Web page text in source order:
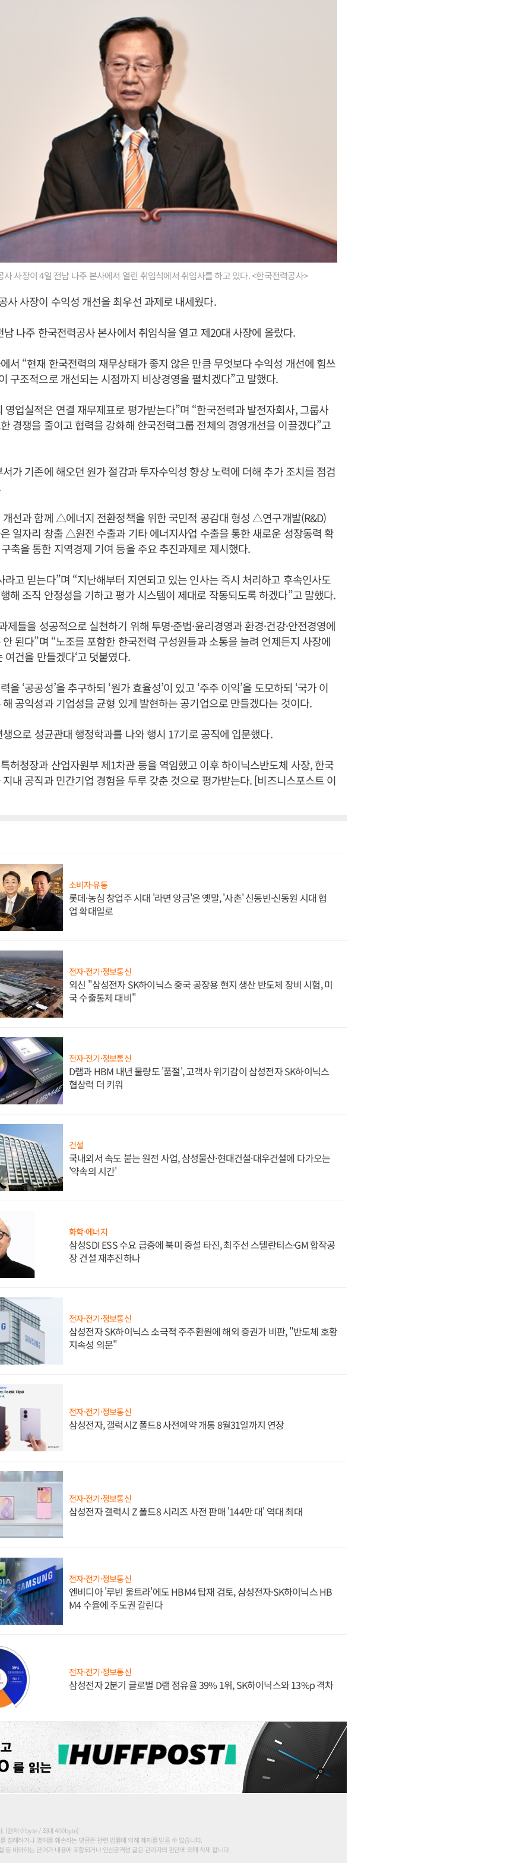
사장이 4일 전남 나주 본사에서 열린 취임식에서 취임사를 하고 있다. <한국전력공사>
사 사장이 수익성 개선을 최우선 과제로 내세웠다.
나주 한국전력공사 본사에서 취임식을 열고 제20대 사장에 올랐다.
서 “현재 한국전력의 재무상태가 좋지 않은 만큼 무엇보다 수익성 개선에 힘쓰
구조적으로 개선되는 시점까지 비상경영을 펼치겠다”고 말했다.
영업실적은 연결 재무제표로 평가받는다”며 “한국전력과 발전자회사, 그룹사
경쟁을 줄이고 협력을 강화해 한국전력그룹 전체의 경영개선을 이끌겠다”고
가 기존에 해오던 원가 절감과 투자수익성 향상 노력에 더해 추가 조치를 점검
개선과 함께 △에너지 전환정책을 위한 국민적 공감대 형성 △연구개발(R&D)
일자리 창출 △원전 수출과 기타 에너지사업 수출을 통한 새로운 성장동력 확
축을 통한 지역경제 기여 등을 주요 추진과제로 제시했다.
라고 믿는다”며 “지난해부터 지연되고 있는 인사는 즉시 처리하고 후속인사도
해 조직 안정성을 기하고 평가 시스템이 제대로 작동되도록 하겠다”고 말했다.
제들을 성공적으로 실천하기 위해 투명·준법·윤리경영과 환경·건강·안전경영에
된다”며 “노조를 포함한 한국전력 구성원들과 소통을 늘려 언제든지 사장에
여건을 만들겠다‘고 덧붙였다.
을 ‘공공성’을 추구하되 ‘원가 효율성’이 있고 ‘주주 이익’을 도모하되 ‘국가 이
해 공익성과 기업성을 균형 있게 발현하는 공기업으로 만들겠다는 것이다.
으로 성균관대 행정학과를 나와 행시 17기로 공직에 입문했다.
허청장과 산업자원부 제1차관 등을 역임했고 이후 하이닉스반도체 사장, 한국
내 공직과 민간기업 경험을 두루 갖춘 것으로 평가받는다. [비즈니스포스트 이
소비자·유통
롯데·농심 창업주 시대 '라면 앙금'은 옛말, '사촌' 신동빈·신동원 시대 협
업 확대일로
전자·전기·정보통신
외신 "삼성전자 SK하이닉스 중국 공장용 현지 생산 반도체 장비 시험, 미
국 수출통제 대비"
전자·전기·정보통신
D램과 HBM 내년 물량도 '품절', 고객사 위기감이 삼성전자 SK하이닉스
협상력 더 키워
건설
국내외서 속도 붙는 원전 사업, 삼성물산·현대건설·대우건설에 다가오는
'약속의 시간'
화학·에너지
삼성SDI ESS 수요 급증에 북미 증설 타진, 최주선 스텔란티스·GM 합작공
장 건설 재추진하나
전자·전기·정보통신
삼성전자 SK하이닉스 소극적 주주환원에 해외 증권가 비판, "반도체 호황
지속성 의문"
전자·전기·정보통신
삼성전자, 갤럭시Z 폴드8 사전예약 개통 8월31일까지 연장
전자·전기·정보통신
삼성전자 갤럭시 Z 폴드8 시리즈 사전 판매 '144만 대' 역대 최대
전자·전기·정보통신
엔비디아 '루빈 울트라'에도 HBM4 탑재 검토, 삼성전자·SK하이닉스 HB
M4 수율에 주도권 갈린다
전자·전기·정보통신
삼성전자 2분기 글로벌 D램 점유율 39% 1위, SK하이닉스와 13%p 격차
. (현재 0 byte / 최대 400byte)
침해하거나 명예를 훼손하는 댓글은 관련 법률에 의해 제재를 받을 수 있습니다.
등 비하하는 단어가 내용에 포함되거나 인신공격성 글은 관리자의 판단에 의해 삭제 합니다.